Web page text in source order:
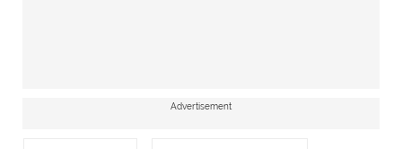
Advertisement